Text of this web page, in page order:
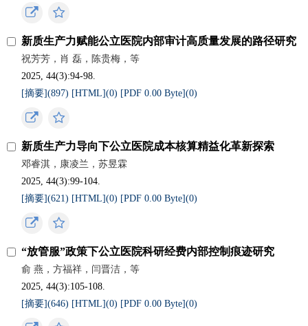
新质生产力赋能公立医院内部审计高质量发展的路径研究
祝芳芳，肖 磊，陈贵梅，等
2025, 44(3):94-98.
[摘要](897) [HTML](0) [PDF 0.00 Byte](0)
新质生产力导向下公立医院成本核算精益化革新探索
邓睿淇，康凌兰，苏昱霖
2025, 44(3):99-104.
[摘要](621) [HTML](0) [PDF 0.00 Byte](0)
“放管服”政策下公立医院科研经费内部控制痕迹研究
俞 燕，方福祥，闫晋洁，等
2025, 44(3):105-108.
[摘要](646) [HTML](0) [PDF 0.00 Byte](0)